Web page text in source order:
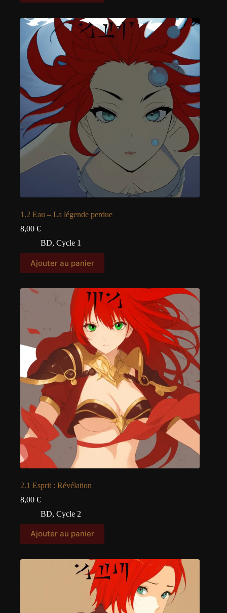
1.2 Eau – La légende perdue
8,00 €
BD, Cycle 1
Ajouter au panier
2.1 Esprit : Révélation
8,00 €
BD, Cycle 2
Ajouter au panier